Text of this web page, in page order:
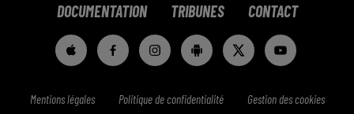
DOCUMENTATION TRIBUNES CONTACT
Mentions légales Politique de confidentialité Gestion des cookies